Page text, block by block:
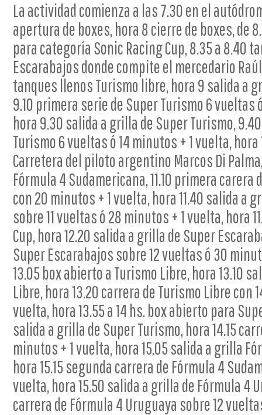
La actividad comienza a las 7.30 en el
apertura de boxes, hora 8 cierre de boxes, de
para categoría Sonic Racing Cup, 8.35 a 8.40
Escarabajos donde compite el mercedario
tanques llenos Turismo libre, hora 9 salida a
9.10 primera serie de Super Turismo 6 vueltas
hora 9.30 salida a grilla de Super Turismo,
Turismo 6 vueltas ó 14 minutos + 1 vuelta,
Carretera del piloto argentino Marcos Di
Fórmula 4 Sudamericana, 11.10 primera
con 20 minutos + 1 vuelta, hora 11.40 salida a
sobre 11 vueltas ó 28 minutos + 1 vuelta, hora
Cup, hora 12.20 salida a grilla de Super
Super Escarabajos sobre 12 vueltas ó 30
13.05 box abierto a Turismo Libre, hora 13.10
Libre, hora 13.20 carrera de Turismo Libre con
vuelta, hora 13.55 a 14 hs. box abierto para
salida a grilla de Super Turismo, hora 14.15
minutos + 1 vuelta, hora 15.05 salida a grilla
hora 15.15 segunda carrera de Fórmula 4
vuelta, hora 15.50 salida a grilla de Fórmula 4
carrera de Fórmula 4 Uruguaya sobre 12